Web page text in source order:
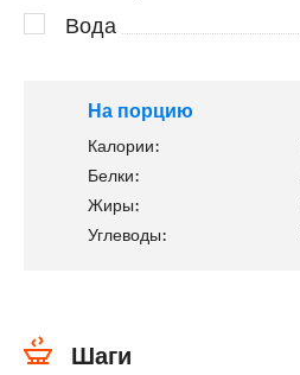
Вода
На порцию
Калории:
Белки:
Жиры:
Углеводы:
Шаги